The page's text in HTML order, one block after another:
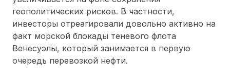
геополитических рисков. В частности,
инвесторы отреагировали довольно активно на
факт морской блокады теневого флота
Венесуэлы, который занимается в первую
очередь перевозкой нефти.